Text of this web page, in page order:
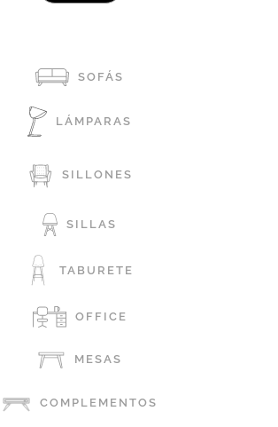
SOFÁS
LÁMPARAS
SILLONES
SILLAS
TABURETE
OFFICE
MESAS
COMPLEMENTOS